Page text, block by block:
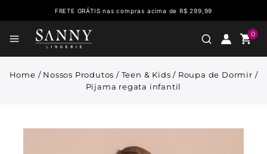
FRETE GRÁTIS nas compras acima de R$ 299,99
0
Home / Nossos Produtos / Teen & Kids / Roupa de Dormir /
Pijama regata infantil